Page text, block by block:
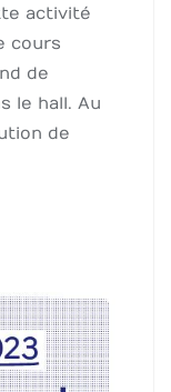
activité
cours
de
le hall. Au
de